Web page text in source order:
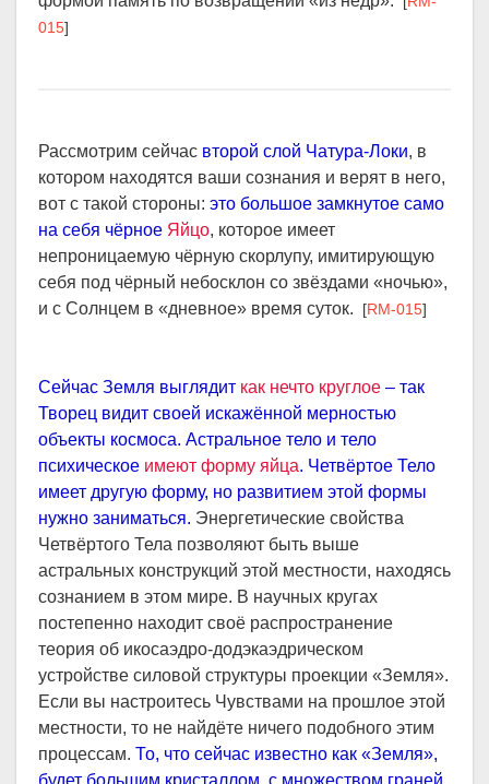
015]
Рассмотрим сейчас второй слой Чатура-Локи, в
котором находятся ваши сознания и верят в него,
вот с такой стороны: это большое замкнутое само
на себя чёрное Яйцо, которое имеет
непроницаемую чёрную скорлупу, имитирующую
себя под чёрный небосклон со звёздами «ночью»,
и с Солнцем в «дневное» время суток. [RM-015]
Сейчас Земля выглядит как нечто круглое – так
Творец видит своей искажённой мерностью
объекты космоса. Астральное тело и тело
психическое имеют форму яйца. Четвёртое Тело
имеет другую форму, но развитием этой формы
нужно заниматься. Энергетические свойства
Четвёртого Тела позволяют быть выше
астральных конструкций этой местности, находясь
сознанием в этом мире. В научных кругах
постепенно находит своё распространение
теория об икосаэдро-додэкаэдрическом
устройстве силовой структуры проекции «Земля».
Если вы настроитесь Чувствами на прошлое этой
местности, то не найдёте ничего подобного этим
процессам. То, что сейчас известно как «Земля»,
будет большим кристаллом, с множеством граней,